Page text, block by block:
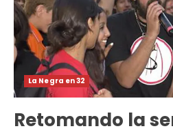
La Negra en 32
Retomando la